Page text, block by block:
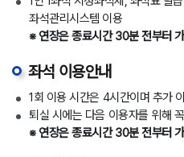
좌석관리시스템 이용
※ 연장은 종료시간 30분 전부터
좌석 이용안내
1회 이용 시간은 4시간이며 추가
퇴실 시에는 다음 이용자를 위해
※ 연장은 종료시간 30분 전부터